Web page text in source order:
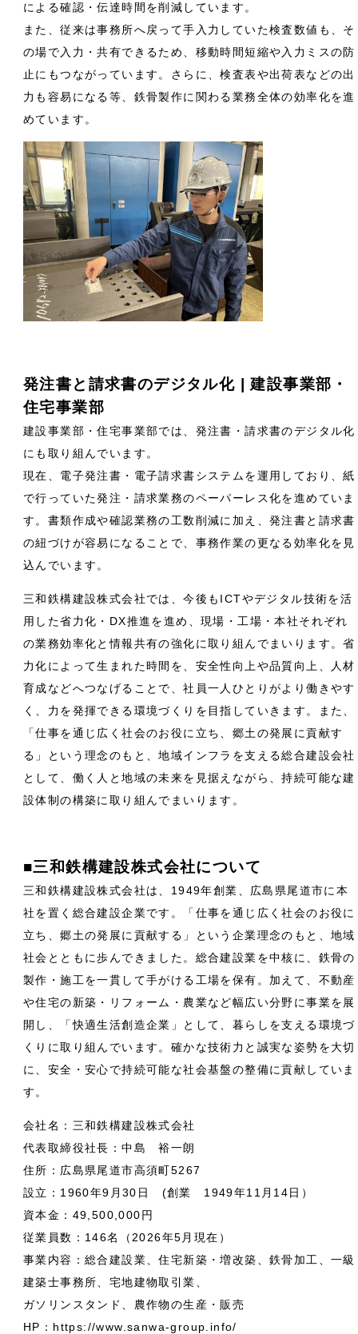
による確認・伝達時間を削減しています。
また、従来は事務所へ戻って手入力していた検査数値も、そ
の場で入力・共有できるため、移動時間短縮や入力ミスの防
止にもつながっています。さらに、検査表や出荷表などの出
力も容易になる等、鉄骨製作に関わる業務全体の効率化を進
めています。
発注書と請求書のデジタル化 | 建設事業部・
住宅事業部
建設事業部・住宅事業部では、発注書・請求書のデジタル化
にも取り組んでいます。
現在、電子発注書・電子請求書システムを運用しており、紙
で行っていた発注・請求業務のペーパーレス化を進めていま
す。書類作成や確認業務の工数削減に加え、発注書と請求書
の紐づけが容易になることで、事務作業の更なる効率化を見
込んでいます。
三和鉄構建設株式会社では、今後もICTやデジタル技術を活
用した省力化・DX推進を進め、現場・工場・本社それぞれ
の業務効率化と情報共有の強化に取り組んでまいります。省
力化によって生まれた時間を、安全性向上や品質向上、人材
育成などへつなげることで、社員一人ひとりがより働きやす
く、力を発揮できる環境づくりを目指していきます。また、
「仕事を通じ広く社会のお役に立ち、郷土の発展に貢献す
る」という理念のもと、地域インフラを支える総合建設会社
として、働く人と地域の未来を見据えながら、持続可能な建
設体制の構築に取り組んでまいります。
■三和鉄構建設株式会社について
三和鉄構建設株式会社は、1949年創業、広島県尾道市に本
社を置く総合建設企業です。「仕事を通じ広く社会のお役に
立ち、郷土の発展に貢献する」という企業理念のもと、地域
社会とともに歩んできました。総合建設業を中核に、鉄骨の
製作・施工を一貫して手がける工場を保有。加えて、不動産
や住宅の新築・リフォーム・農業など幅広い分野に事業を展
開し、「快適生活創造企業」として、暮らしを支える環境づ
くりに取り組んでいます。確かな技術力と誠実な姿勢を大切
に、安全・安心で持続可能な社会基盤の整備に貢献していま
す。
会社名：三和鉄構建設株式会社
代表取締役社長：中島 裕一朗
住所：広島県尾道市高須町5267
設立：1960年9月30日 (創業 1949年11月14日）
資本金：49,500,000円
従業員数：146名（2026年5月現在）
事業内容：総合建設業、住宅新築・増改築、鉄骨加工、一級
建築士事務所、宅地建物取引業、
ガソリンスタンド、農作物の生産・販売
HP：https://www.sanwa-group.info/